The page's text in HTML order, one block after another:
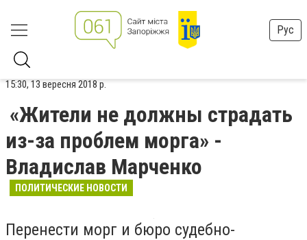
Рус
15:30, 13 вересня 2018 р.
«Жители не должны страдать
из-за проблем морга» -
Владислав Марченко
ПОЛИТИЧЕСКИЕ НОВОСТИ
Перенести морг и бюро судебно-